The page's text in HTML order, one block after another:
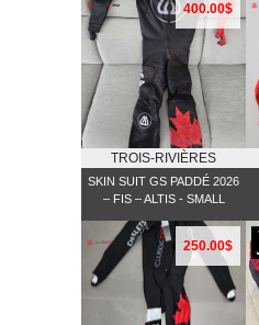
400.00$
TROIS-RIVIÈRES
SKIN SUIT GS PADDÉ 2026
– FIS – ALTIS - SMALL
250.00$